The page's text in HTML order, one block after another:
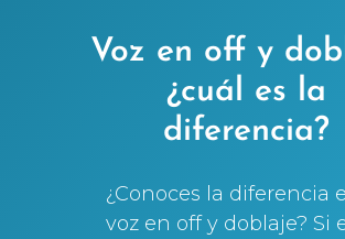
Voz en off y
¿cuál es la
diferencia?
¿Conoces la diferencia
voz en off y doblaje? Si